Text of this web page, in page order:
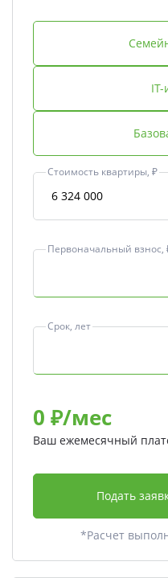
IT-
Стоимость квартиры, ₽
Первоначальный взнос,
Срок, лет
0 ₽/мес
Ваш ежемесячный
Подать
*Расчет